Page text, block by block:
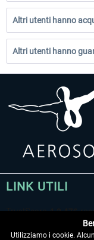
Altri utenti hanno
Altri utenti hanno
LINK UTILI
Utilizziamo i cookie.